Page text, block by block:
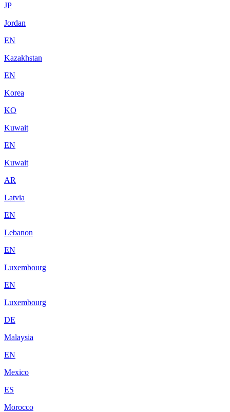
JP
Jordan
EN
Kazakhstan
EN
Korea
KO
Kuwait
EN
Kuwait
AR
Latvia
EN
Lebanon
EN
Luxembourg
EN
Luxembourg
DE
Malaysia
EN
Mexico
ES
Morocco